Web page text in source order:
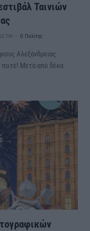
Ταινιών
ΠΜ Ο Πολίτης
Αλεξάνδρειας
ποτέ! Μετά από δέκα